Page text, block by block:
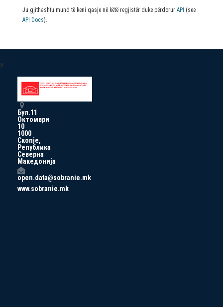
Ju gjithashtu mund të keni qasje në këtë regjistër duke përdorur API (see
API Docs).
a
Бул.11
Октомври
10
1000
Скопје,
Република
Северна
Македонија
open.data@sobranie.mk
www.sobranie.mk